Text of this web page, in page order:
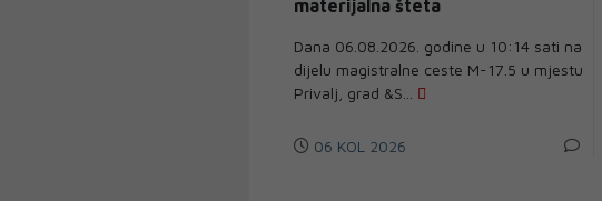
materijalna šteta
Dana 06.08.2026. godine u 10:14 sati na
dijelu magistralne ceste M-17.5 u mjestu
Privalj, grad &S...
06 KOL 2026